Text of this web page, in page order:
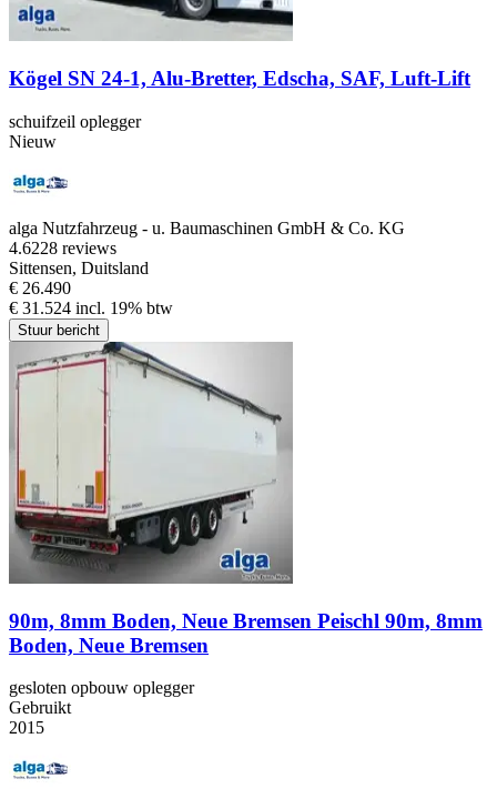
Kögel SN 24-1, Alu-Bretter, Edscha, SAF, Luft-Lift
schuifzeil oplegger
Nieuw
alga Nutzfahrzeug - u. Baumaschinen GmbH & Co. KG
4.6228 reviews
Sittensen, Duitsland
€ 26.490
€ 31.524 incl. 19% btw
Stuur bericht
90m, 8mm Boden, Neue Bremsen Peischl 90m, 8mm
Boden, Neue Bremsen
gesloten opbouw oplegger
Gebruikt
2015